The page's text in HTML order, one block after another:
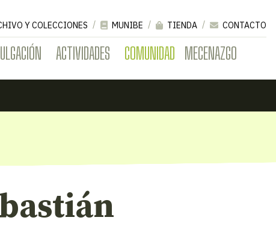
ACTIVIDADES COMUNIDAD MECENAZGO
Y COLECCIONES MUNIBE TIENDA
CONTACTO